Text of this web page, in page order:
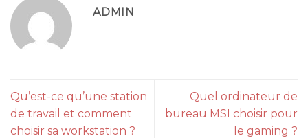
ADMIN
Qu’est-ce qu’une station
de travail et comment
choisir sa workstation ?
Quel ordinateur de
bureau MSI choisir pour
le gaming ?